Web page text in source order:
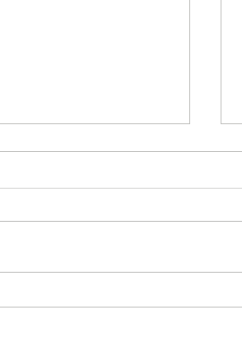
à Amiens: Un cadre au